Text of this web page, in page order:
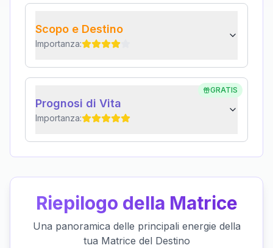
Scopo e Destino
Importanza:
GRATIS
Prognosi di Vita
Importanza:
Riepilogo della Matrice
Una panoramica delle principali energie della
tua Matrice del Destino